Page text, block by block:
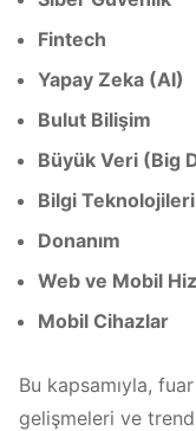
Fintech
Yapay Zeka (AI)
Bulut Bilişim
Büyük Veri (Big
Bilgi
Donanım
Web ve Mobil
Mobil Cihazlar
Bu kapsamıyla,
gelişmeleri ve